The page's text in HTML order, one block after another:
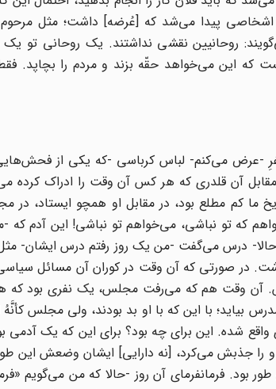
اشخاصی پیدا می‌شد که [عُرضه‌] داشت؛ مثل
روحانیین نقشی نداشتند. یک روحانی تو
این می‌خواهد حقّه بزند و مردم را بچاپد.
-عرض می‌کنم- لباس کرباسی -که یکی از
آن قلدری که هر کس آن وقت را ادراک کرده
ما کم مطلع بود، در مقابل او همچو ایستاد، در
که تو نباشی، می‌خواهم تو نباشی! این آدم که
درس می‌گفت -من یک روز رفتم درس ایشان-
در صورتی که آن وقت در کوران آن مسائل
آن وقت هم که می‌رفت مجلس، یک نفری بود که
با این که با او بد بودند، ولی مجلس
شده. این برای چه بود؟ برای این که یک آدمی
او را جذبش می‌کرد، [نه دارایی‌] ایشان وضعش این
فرمانفرمای آن روز -حالا که من می‌گویم